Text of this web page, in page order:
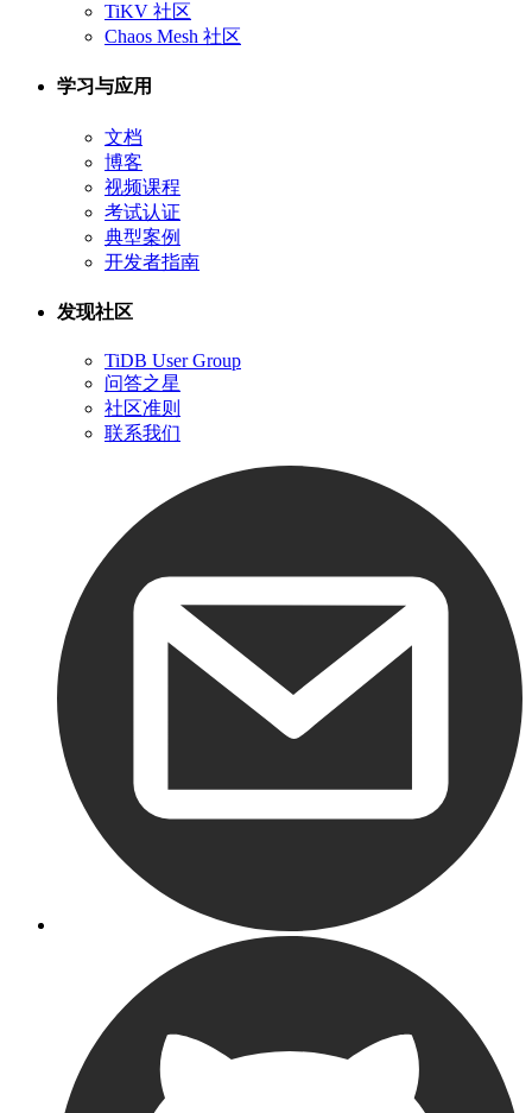
TiKV 社区
Chaos Mesh 社区
学习与应用
文档
博客
视频课程
考试认证
典型案例
开发者指南
发现社区
TiDB User Group
问答之星
社区准则
联系我们